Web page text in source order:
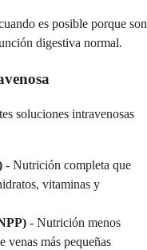
es posible porque son
digestiva normal.
soluciones intravenosas
- Nutrición completa que
vitaminas y
- Nutrición menos
venas más pequeñas